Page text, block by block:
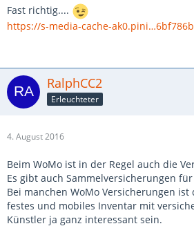
Fast richtig....
https://s-media-cache-
RalphCC2
Erleuchteter
4. August 2016
Beim WoMo ist in der Regel auch die
Es gibt auch Sammelversicherungen
Bei manchen WoMo Versicherungen
festes und mobiles Inventar mit
Künstler ja ganz interessant sein.